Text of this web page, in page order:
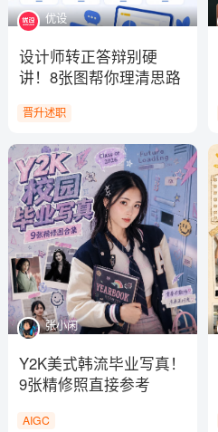
设计师转正答辩别硬
讲！8张图帮你理清思路
优设
晋升述职
Y2K美式韩流毕业写真！
9张精修照直接参考
张小闲
AIGC